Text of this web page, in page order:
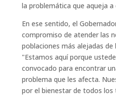
la problemática que aqueja a
En ese sentido, el
compromiso de atender las
poblaciones más alejadas de
"Estamos aquí porque
convocado para encontrar
problema que les afecta.
por el bienestar de todos los